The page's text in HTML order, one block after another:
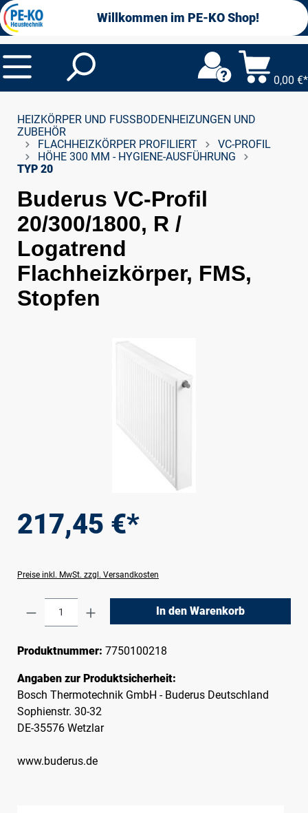
springen Willkommen im PE-KO Shop!
0,00 €*
HEIZKÖRPER UND FUSSBODENHEIZUNGEN UND Z
UBEHÖR
FLACHHEIZKÖRPER PROFILIERT
VC-PROFIL
HÖHE 300 MM - HYGIENE-AUSFÜHRUNG
TYP 20
Buderus VC-Profil
20/300/1800, R /
Logatrend
Flachheizkörper, FMS,
Stopfen
217,45 €*
Preise inkl. MwSt. zzgl. Versandkosten
Produkt Anzahl: Gib den gewünschten
In den Warenkorb
Produktnummer: 7750100218
Angaben zur Produktsicherheit:
Bosch Thermotechnik GmbH - Buderus Deutschland
Sophienstr. 30-32
DE-35576 Wetzlar
www.buderus.de